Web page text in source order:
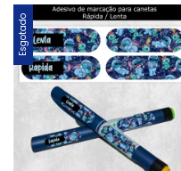
Esgotado